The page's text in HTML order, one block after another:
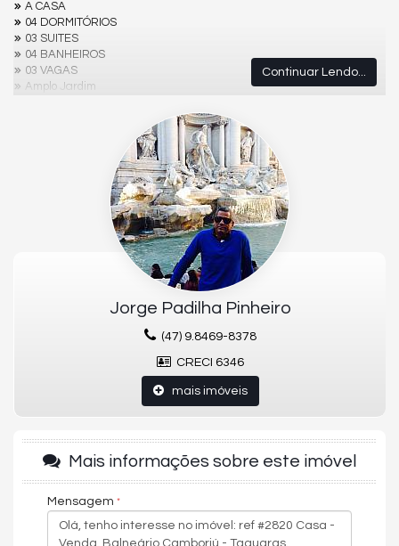
A CASA
04 DORMITÓRIOS
03 SUITES
04 BANHEIROS
03 VAGAS
Amplo Jardim
Área de Festa com Churrasqueira
Área de Serviço independente
Continuar Lendo...
Jorge Padilha Pinheiro
(47) 9.8469-8378
CRECI 6346
mais imóveis
Mais informações sobre este imóvel
Mensagem